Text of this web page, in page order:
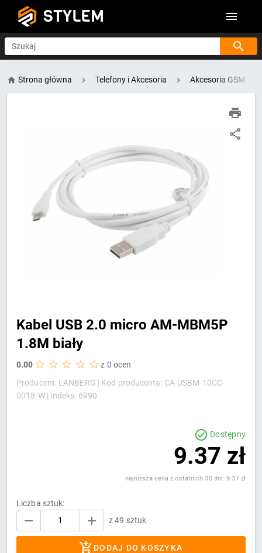
STYLEM
Szukaj
Strona główna Telefony i Akcesoria Akcesoria GSM
Kabel USB 2.0 micro AM-MBM5P
1.8M biały
0.00
z 0 ocen
Producent: LANBERG | Kod producenta: CA-USBM-10CC-
0018-W | Indeks: 6990
Dostępny
9.37 zł
najniższa cena z ostatnich 30 dni: 9.37 zł
Liczba sztuk:
z 49 sztuk
DODAJ DO KOSZYKA